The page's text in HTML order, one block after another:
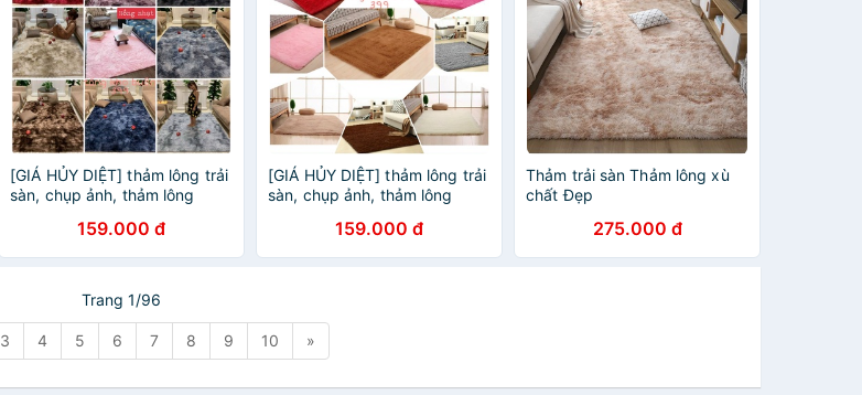
[GIÁ HỦY DIỆT] thảm lông trải
sàn, chụp ảnh, thảm lông
159.000 đ
[GIÁ HỦY DIỆT] thảm lông trải
sàn, chụp ảnh, thảm lông
159.000 đ
Thảm trải sàn Thảm lông xù
chất Đẹp
275.000 đ
Trang 1/96
3 4 5 6 7 8 9 10 »